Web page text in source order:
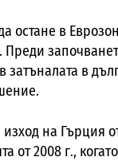
остане в
в
на Гърция
от 2008 г.,